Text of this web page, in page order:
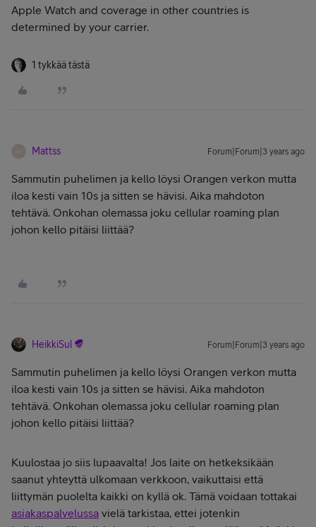
Apple Watch and coverage in other countries is
determined by your carrier.
1 tykkää tästä
Mattss Forum|Forum|3 years ago
Sammutin puhelimen ja kello löysi Orangen verkon mutta
iloa kesti vain 10s ja sitten se hävisi. Aika mahdoton
tehtävä. Onkohan olemassa joku cellular roaming plan
johon kello pitäisi liittää?
HeikkiSul Forum|Forum|3 years ago
Sammutin puhelimen ja kello löysi Orangen verkon mutta
iloa kesti vain 10s ja sitten se hävisi. Aika mahdoton
tehtävä. Onkohan olemassa joku cellular roaming plan
johon kello pitäisi liittää?
Kuulostaa jo siis lupaavalta! Jos laite on hetkeksikään
saanut yhteyttä ulkomaan verkkoon, vaikuttaisi että
liittymän puolelta kaikki on kyllä ok. Tämä voidaan tottakai
asiakaspalvelussa vielä tarkistaa, ettei jotenkin